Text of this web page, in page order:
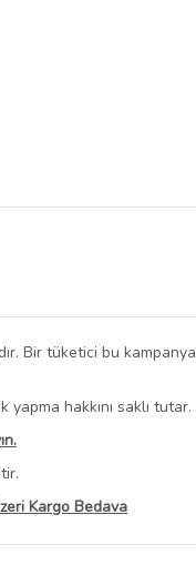
Bir tüketici bu kampanya
hakkını saklı tutar.
Kargo Bedava